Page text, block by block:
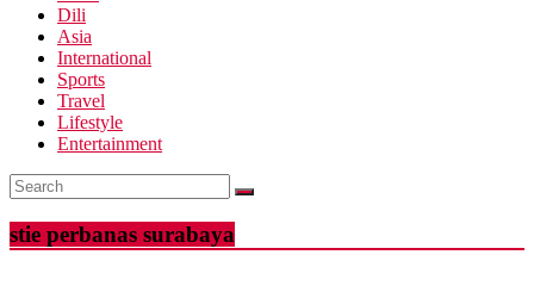
Dili
Asia
International
Sports
Travel
Lifestyle
Entertainment
stie perbanas surabaya